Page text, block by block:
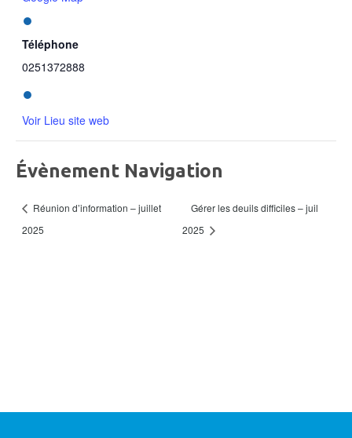
Téléphone
0251372888
Voir Lieu site web
Évènement Navigation
Réunion d’information – juillet
2025
Gérer les deuils difficiles – juil
2025